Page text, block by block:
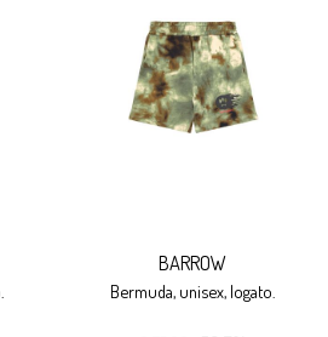
BARROW
bermuda, unisex, logato.